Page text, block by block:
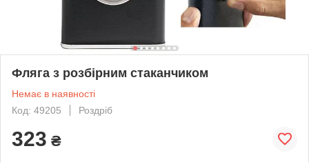
Фляга з розбірним стаканчиком
Немає в наявності
Код: 49205
Роздріб
323 ₴